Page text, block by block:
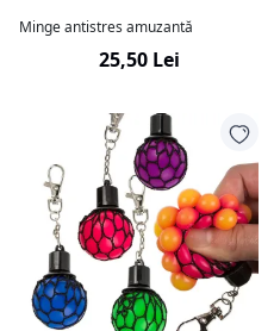
Minge antistres amuzantă
25,50 Lei